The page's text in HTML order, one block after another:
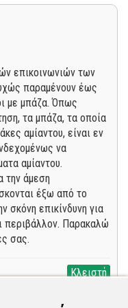
επικοινωνιών των
παραμένουν έως
με μπάζα. Όπως
τα μπάζα, τα οποία
αμίαντου, είναι εν
να
αμίαντου.
την άμεση
έξω από το
σκόνη επικίνδυνη για
περιβάλλον. Παρακαλώ
σας.
Κλειστή